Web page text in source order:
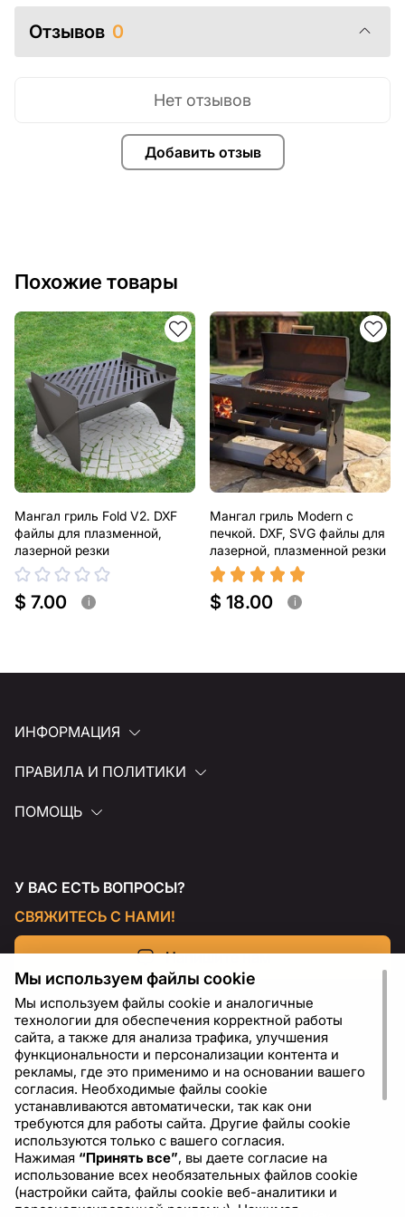
Отзывов 0
Добавить отзыв
Нет отзывов
Похожие товары
Мангал гриль Fold V2. DXF
файлы для плазменной,
лазерной резки
$ 7.00 i
Мангал гриль Modern с
печкой. DXF, SVG файлы для
лазерной, плазменной резки
$ 18.00 i
ИНФОРМАЦИЯ
ПРАВИЛА И ПОЛИТИКИ
ПОМОЩЬ
У ВАС ЕСТЬ ВОПРОСЫ?
СВЯЖИТЕСЬ С НАМИ!
Напишите нам
RU USD - US Dollar ($)
Мы используем файлы cookie
Мы используем файлы cookie и аналогичные
технологии для обеспечения корректной работы
сайта, а также для анализа трафика, улучшения
функциональности и персонализации контента и
рекламы, где это применимо и на основании вашего
согласия. Необходимые файлы cookie
устанавливаются автоматически, так как они
требуются для работы сайта. Другие файлы cookie
используются только с вашего согласия.
Нажимая “Принять все”, вы даете согласие на
использование всех необязательных файлов cookie
(настройки сайта, файлы cookie веб-аналитики и
персонализированной рекламы). Нажимая